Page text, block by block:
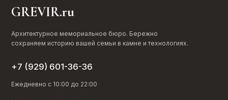
GREVIR.ru
Архитектурное мемориальное бюро. Бережно
сохраняем историю вашей семьи в камне и технологиях.
+7 (929) 601-36-36
Ежедневно с 10:00 до 22:00